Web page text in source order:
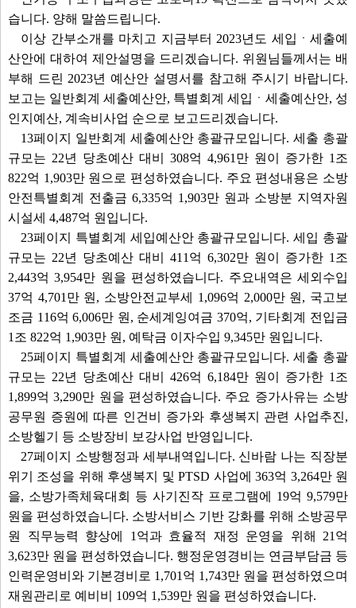
습니다. 양해 말씀드립니다.
이상 간부소개를 마치고 지금부터 2023년도 세입ㆍ세출예
산안에 대하여 제안설명을 드리겠습니다. 위원님들께서는 배
부해 드린 2023년 예산안 설명서를 참고해 주시기 바랍니다.
보고는 일반회계 세출예산안, 특별회계 세입ㆍ세출예산안, 성
인지예산, 계속비사업 순으로 보고드리겠습니다.
13페이지 일반회계 세출예산안 총괄규모입니다. 세출 총괄
규모는 22년 당초예산 대비 308억 4,961만 원이 증가한 1조
822억 1,903만 원으로 편성하였습니다. 주요 편성내용은 소방
안전특별회계 전출금 6,335억 1,903만 원과 소방분 지역자원
시설세 4,487억 원입니다.
23페이지 특별회계 세입예산안 총괄규모입니다. 세입 총괄
규모는 22년 당초예산 대비 411억 6,302만 원이 증가한 1조
2,443억 3,954만 원을 편성하였습니다. 주요내역은 세외수입
37억 4,701만 원, 소방안전교부세 1,096억 2,000만 원, 국고보
조금 116억 6,006만 원, 순세계잉여금 370억, 기타회계 전입금
1조 822억 1,903만 원, 예탁금 이자수입 9,345만 원입니다.
25페이지 특별회계 세출예산안 총괄규모입니다. 세출 총괄
규모는 22년 당초예산 대비 426억 6,184만 원이 증가한 1조
1,899억 3,290만 원을 편성하였습니다. 주요 증가사유는 소방
공무원 증원에 따른 인건비 증가와 후생복지 관련 사업추진,
소방헬기 등 소방장비 보강사업 반영입니다.
27페이지 소방행정과 세부내역입니다. 신바람 나는 직장분
위기 조성을 위해 후생복지 및 PTSD 사업에 363억 3,264만 원
을, 소방가족체육대회 등 사기진작 프로그램에 19억 9,579만
원을 편성하였습니다. 소방서비스 기반 강화를 위해 소방공무
원 직무능력 향상에 1억과 효율적 재정 운영을 위해 21억
3,623만 원을 편성하였습니다. 행정운영경비는 연금부담금 등
인력운영비와 기본경비로 1,701억 1,743만 원을 편성하였으며
재원관리로 예비비 109억 1,539만 원을 편성하였습니다.